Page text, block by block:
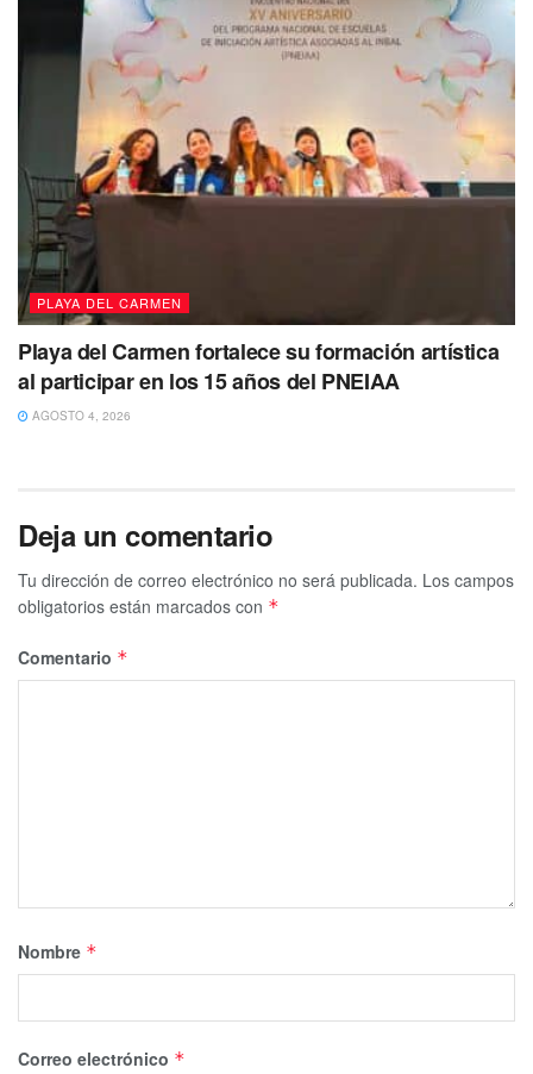
PLAYA DEL CARMEN
Playa del Carmen fortalece su formación artística
al participar en los 15 años del PNEIAA
AGOSTO 4, 2026
Deja un comentario
Tu dirección de correo electrónico no será publicada. Los campos
obligatorios están marcados con *
Comentario *
Nombre *
Correo electrónico *